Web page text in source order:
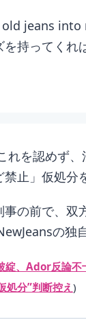
jeans
持ってく
を認めず
止」仮処分
の前で、
の独
、Ador反論不
分”判断控え )